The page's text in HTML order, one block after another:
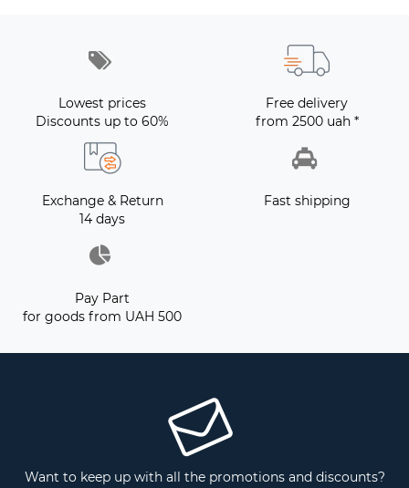
Lowest prices
Discounts up to 60%
Free delivery
from 2500 uah *
Exchange & Return
14 days
Fast shipping
Pay Part
for goods from UAH 500
Want to keep up with all the promotions and discounts?